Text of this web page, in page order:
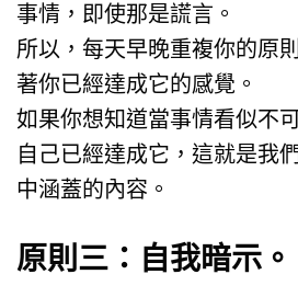
事情，即使那是謊言。
所以，每天早晚重複你的原
著你已經達成它的感覺。
如果你想知道當事情看似不
自己已經達成它，這就是我
中涵蓋的內容。
原則三：自我暗示。